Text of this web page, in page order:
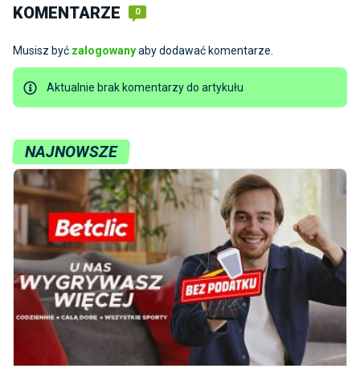
KOMENTARZE 0
Musisz być zalogowanyaby dodawać komentarze.
Aktualnie brak komentarzy do artykułu
NAJNOWSZE